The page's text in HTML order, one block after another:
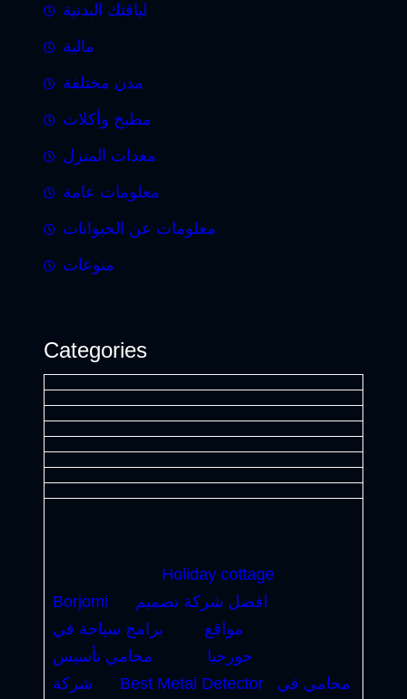
لياقتك البدنية
مالية
مدن مختلفة
مطبخ وأكلات
معدات المنزل
معلومات عامة
معلومات عن الحيوانات
منوعات
Categories
Holiday cottage
Borjomi
افضل شركة تصميم
مواقع
برامج سياحة في
جورجيا
محامي تأسيس
شركة
Best Metal Detector محامي في